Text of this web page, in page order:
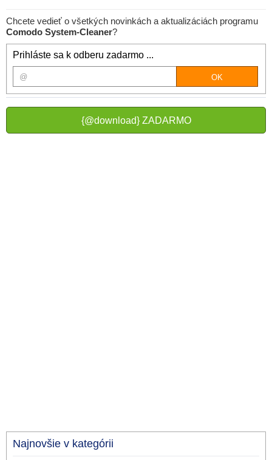
Chcete vedieť o všetkých novinkách a aktualizáciách programu
Comodo System-Cleaner?
Prihláste sa k odberu zadarmo ...
{@download} ZADARMO
Najnovšie v kategórii